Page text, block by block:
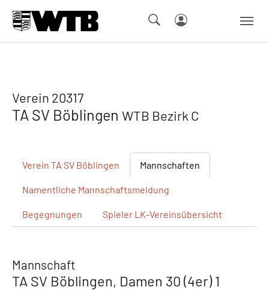
Verein 20317
TA SV Böblingen WTB Bezirk C
Verein TA SV Böblingen Mannschaften
Namentliche Mannschaftsmeldung
Begegnungen Spieler LK-Vereinsübersicht
Mannschaft
TA SV Böblingen, Damen 30 (4er) 1